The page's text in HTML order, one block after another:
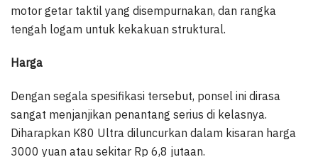
motor getar taktil yang disempurnakan, dan rangka
tengah logam untuk kekakuan struktural.
Harga
Dengan segala spesifikasi tersebut, ponsel ini dirasa
sangat menjanjikan penantang serius di kelasnya.
Diharapkan K80 Ultra diluncurkan dalam kisaran harga
3000 yuan atau sekitar Rp 6,8 jutaan.